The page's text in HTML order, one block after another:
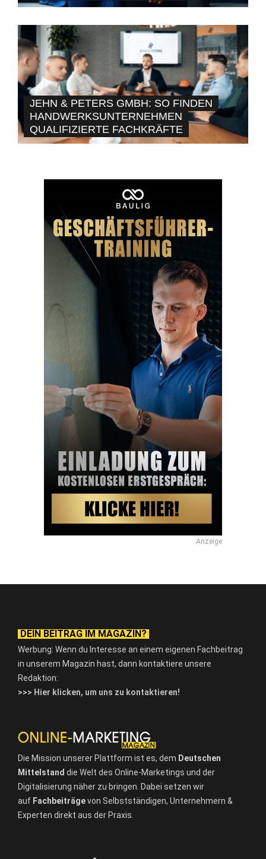
JEHN & PETERS GMBH: SO FINDEN
HANDWERKSUNTERNEHMEN
QUALIFIZIERTE FACHKRÄFTE
Anzeige
DEIN BEITRAG IM MAGAZIN?
Werbung: Wenn du Interesse an einem eigenen Fachbeitrag
in unserem Magazin hast, dann kontaktiere unsere
Redaktion:
>>> Hier klicken, um uns zu kontaktieren!
Die Mission unserer Plattform ist es, dem Deutschen
Mittelstand die Welt des Online-Marketings und der
Digitalisierung näher zu bringen. Dabei setzen wir
auf Fachbeiträgevon Selbstständigen, Unternehmern &
Experten direkt aus der Praxis.